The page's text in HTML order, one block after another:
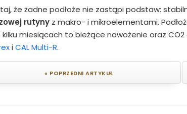
że żadne podłoże nie zastąpi podstaw:
rutyny z makro- i mikroelementami.
miesiącach to bieżące nawożenie oraz
i CAL Multi-R.
« POPRZEDNI ARTYKUŁ